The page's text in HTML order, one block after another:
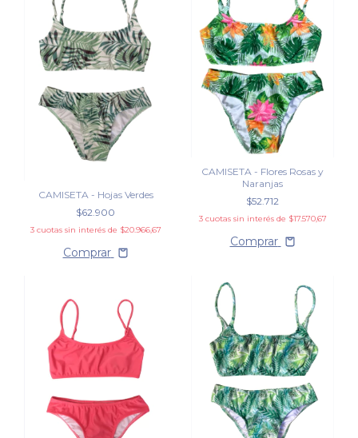
CAMISETA - Hojas Verdes
$62.900
3 cuotas sin interés de $20.966,67
Comprar
CAMISETA - Flores Rosas y
Naranjas
$52.712
3 cuotas sin interés de $17.570,67
Comprar